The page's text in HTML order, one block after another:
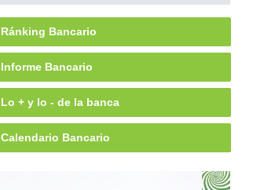
Ránking Bancario
Informe Bancario
Lo + y lo - de la banca
Calendario Bancario